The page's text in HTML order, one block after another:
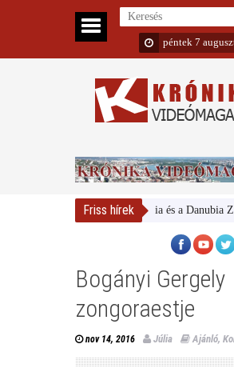
péntek 7
Friss hírek
Magyar Nemzeti Galéria és a Danubia
Bogányi Gergely
zongoraestje
nov 14, 2016 Júlia Ajánló,